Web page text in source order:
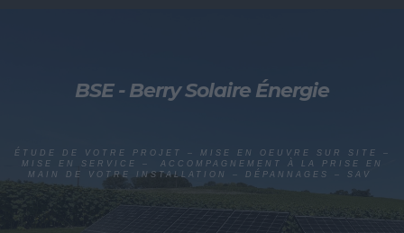
BSE - Berry Solaire Énergie
ÉTUDE DE VOTRE PROJET – MISE EN OEUVRE SUR SITE –
MISE EN SERVICE – ACCOMPAGNEMENT À LA PRISE EN
MAIN DE VOTRE INSTALLATION – DÉPANNAGES – SAV